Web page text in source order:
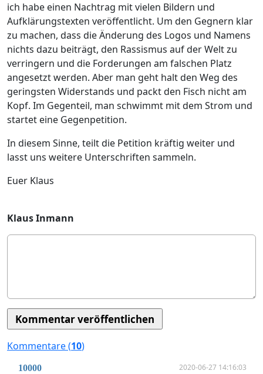
ich habe einen Nachtrag mit vielen Bildern und
Aufklärungstexten veröffentlicht. Um den Gegnern klar
zu machen, dass die Änderung des Logos und Namens
nichts dazu beiträgt, den Rassismus auf der Welt zu
verringern und die Forderungen am falschen Platz
angesetzt werden. Aber man geht halt den Weg des
geringsten Widerstands und packt den Fisch nicht am
Kopf. Im Gegenteil, man schwimmt mit dem Strom und
startet eine Gegenpetition.
In diesem Sinne, teilt die Petition kräftig weiter und
lasst uns weitere Unterschriften sammeln.
Euer Klaus
Klaus Inmann
Kommentare (10)
10000 2020-06-27 14:16:03